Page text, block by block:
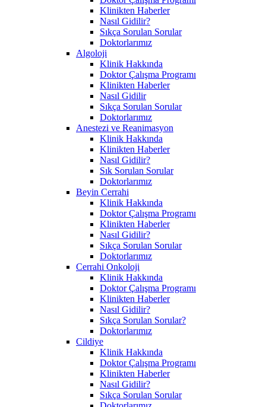
Klinikten Haberler
Nasıl Gidilir?
Sıkça Sorulan Sorular
Doktorlarımız
Algoloji
Klinik Hakkında
Doktor Çalışma Programı
Klinikten Haberler
Nasıl Gidilir
Sıkça Sorulan Sorular
Doktorlarımız
Anestezi ve Reanimasyon
Klinik Hakkında
Klinikten Haberler
Nasıl Gidilir?
Sık Sorulan Sorular
Doktorlarımız
Beyin Cerrahi
Klinik Hakkında
Doktor Çalışma Programı
Klinikten Haberler
Nasıl Gidilir?
Sıkça Sorulan Sorular
Doktorlarımız
Cerrahi Onkoloji
Klinik Hakkında
Doktor Çalışma Programı
Klinikten Haberler
Nasıl Gidilir?
Sıkça Sorulan Sorular?
Doktorlarımız
Cildiye
Klinik Hakkında
Doktor Çalışma Programı
Klinikten Haberler
Nasıl Gidilir?
Sıkça Sorulan Sorular